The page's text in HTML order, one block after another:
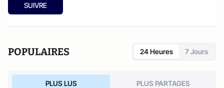
SUIVRE
POPULAIRES 24 Heures 7 Jours
PLUS LUS PLUS PARTAGES